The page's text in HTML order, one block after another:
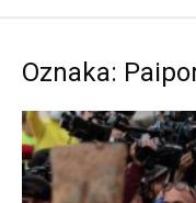
Oznaka: